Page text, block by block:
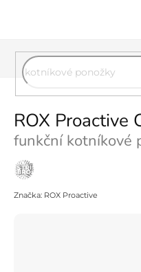
ROX Proactive
funkční kotníkové
Stříbro
Značka: ROX Proactive